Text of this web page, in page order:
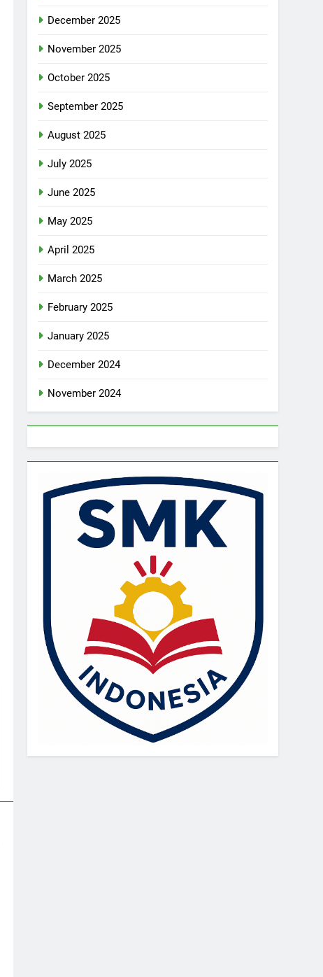
December 2025
November 2025
October 2025
September 2025
August 2025
July 2025
June 2025
May 2025
April 2025
March 2025
February 2025
January 2025
December 2024
November 2024